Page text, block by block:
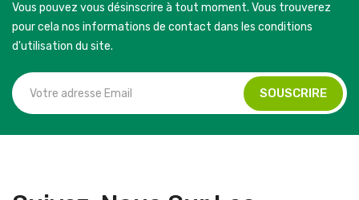
Vous pouvez vous désinscrire à tout moment. Vous trouverez
pour cela nos informations de contact dans les conditions
d'utilisation du site.